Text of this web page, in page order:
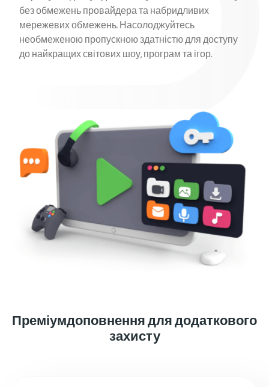
без обмежень провайдера та набридливих
мережевих обмежень. Насолоджуйтесь
необмеженою пропускною здатністю для доступу
до найкращих світових шоу, програм та ігор.
Преміумдоповнення для додаткового
захисту